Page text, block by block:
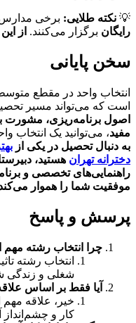
💡 نکته طلایی: برخی
رایگان برگزار می‌کنند. از
سخن پایانی
انتخاب واحد در مقطع
است که می‌تواند مسیر
اصول برنامه‌ریزی، مشورت
مفید، می‌توانید یک انتخاب
به دنبال تحصیل در یکی از
دخترانه تهران هستید،
راهنمایی‌های تخصصی و
موفقیت شما را هموار
پرسش و پاسخ
چرا انتخاب رشته
انتخاب رشته
شغلی و زندگی
آیا فقط بر اساس
خیر، علاقه مهم
کار و چشم‌انداز